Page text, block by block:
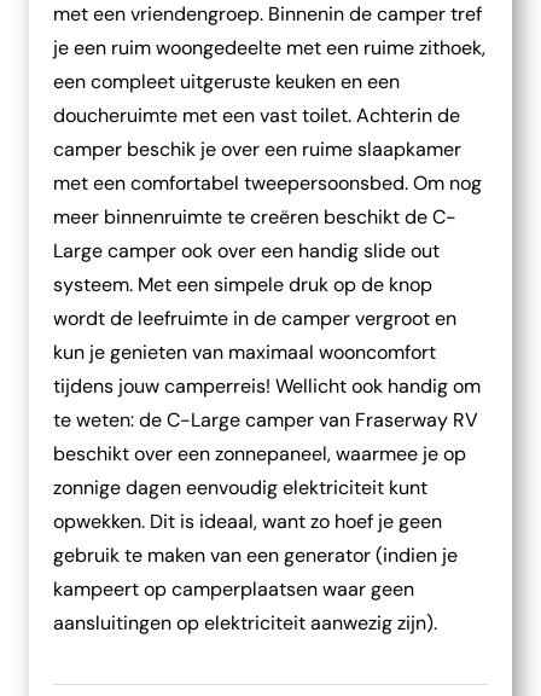
met een vriendengroep. Binnenin de camper tref
je een ruim woongedeelte met een ruime zithoek,
een compleet uitgeruste keuken en een
doucheruimte met een vast toilet. Achterin de
camper beschik je over een ruime slaapkamer
met een comfortabel tweepersoonsbed. Om nog
meer binnenruimte te creëren beschikt de C-
Large camper ook over een handig slide out
systeem. Met een simpele druk op de knop
wordt de leefruimte in de camper vergroot en
kun je genieten van maximaal wooncomfort
tijdens jouw camperreis! Wellicht ook handig om
te weten: de C-Large camper van Fraserway RV
beschikt over een zonnepaneel, waarmee je op
zonnige dagen eenvoudig elektriciteit kunt
opwekken. Dit is ideaal, want zo hoef je geen
gebruik te maken van een generator (indien je
kampeert op camperplaatsen waar geen
aansluitingen op elektriciteit aanwezig zijn).